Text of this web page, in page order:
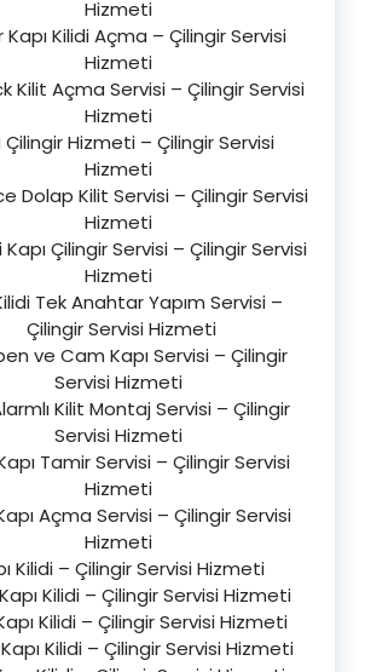
Hizmeti
Kapı Kilidi Açma – Çilingir Servisi
Hizmeti
Kilit Açma Servisi – Çilingir Servisi
Hizmeti
Çilingir Hizmeti – Çilingir Servisi
Hizmeti
Dolap Kilit Servisi – Çilingir Servisi
Hizmeti
Çilingir Servisi – Çilingir Servisi
Hizmeti
Tek Anahtar Yapım Servisi –
Çilingir Servisi Hizmeti
ve Cam Kapı Servisi – Çilingir
Servisi Hizmeti
Kilit Montaj Servisi – Çilingir
Servisi Hizmeti
Tamir Servisi – Çilingir Servisi
Hizmeti
Açma Servisi – Çilingir Servisi
Hizmeti
Kilidi – Çilingir Servisi Hizmeti
Kilidi – Çilingir Servisi Hizmeti
Kilidi – Çilingir Servisi Hizmeti
Kilidi – Çilingir Servisi Hizmeti